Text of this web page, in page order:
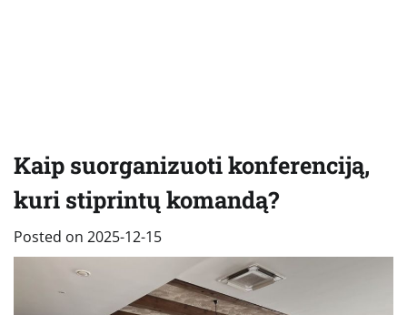
Kaip suorganizuoti konferenciją,
kuri stiprintų komandą?
Posted on 2025-12-15